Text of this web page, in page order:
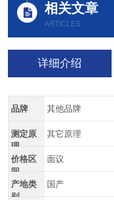
相关文章
ARTICLES
详细介绍
品牌 其他品牌
测定原
理
其它原理
价格区
间
面议
产地类
别
国产